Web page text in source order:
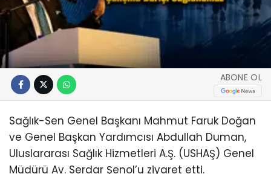
ABONE OL
Sağlık-Sen Genel Başkanı Mahmut Faruk Doğan
ve Genel Başkan Yardımcısı Abdullah Duman,
Uluslararası Sağlık Hizmetleri A.Ş. (USHAŞ) Genel
Müdürü Av. Serdar Şenol’u ziyaret etti.